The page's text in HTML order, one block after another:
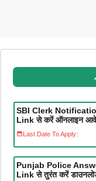
SBI Clerk Notification
Link से करें ऑनलाइन
Last Date To Apply:
Punjab Police
Link से तुरंत करें